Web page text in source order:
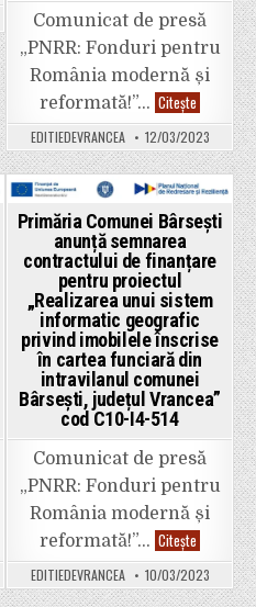
Comunicat de presă
„PNRR: Fonduri pentru
România modernă și
reformată!”… Citește Primăria
Comunei
Bârsești
anunță
semnarea
de
finanțare
pentru
proiectul
unui
sistem
informatic
geografic
privind
imobilele
înscrise
în
cartea
funciară
din
intravilanul
comunei
Bârsești,
județul
Vrancea”
cod
C10-
I4-
514
EDITIEDEVRANCEA 12/03/2023
Posted
Primăria Comunei Bârsești
anunță semnarea
contractului de finanțare
pentru proiectul
„Realizarea unui sistem
informatic geografic
privind imobilele înscrise
în cartea funciară din
intravilanul comunei
Bârsești, județul Vrancea”
cod C10-I4-514
Comunicat de presă
„PNRR: Fonduri pentru
România modernă și
reformată!”… Citește Primăria
Comunei
Bârsești
anunță
semnarea
EDITIEDEVRANCEA 10/03/2023